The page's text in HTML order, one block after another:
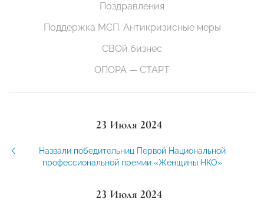
Поздравления
Поддержка МСП. Антикризисные меры
СВОй бизнес
ОПОРА — СТАРТ
23 Июля 2024
Назвали победительниц Первой Национальной
профессиональной премии «Женщины НКО»
23 Июля 2024